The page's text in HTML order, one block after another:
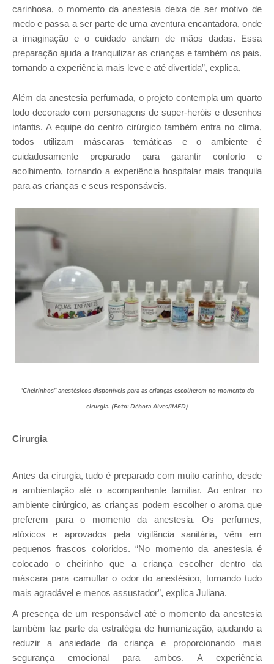
carinhosa, o momento da anestesia deixa de ser motivo de
medo e passa a ser parte de uma aventura encantadora, onde
a imaginação e o cuidado andam de mãos dadas. Essa
preparação ajuda a tranquilizar as crianças e também os pais,
tornando a experiência mais leve e até divertida”, explica.
Além da anestesia perfumada, o projeto contempla um quarto
todo decorado com personagens de super-heróis e desenhos
infantis. A equipe do centro cirúrgico também entra no clima,
todos utilizam máscaras temáticas e o ambiente é
cuidadosamente preparado para garantir conforto e
acolhimento, tornando a experiência hospitalar mais tranquila
para as crianças e seus responsáveis.
“Cheirinhos” anestésicos disponíveis para as crianças escolherem no momento da
cirurgia. (Foto: Débora Alves/IMED)
Cirurgia
Antes da cirurgia, tudo é preparado com muito carinho, desde
a ambientação até o acompanhante familiar. Ao entrar no
ambiente cirúrgico,as crianças podem escolher o aroma que
preferem para o momento da anestesia. Os perfumes,
atóxicos e aprovados pela vigilância sanitária, vêm em
pequenos frascos coloridos. “No momento da anestesia é
colocado o cheirinho que a criança escolher dentro da
máscara para camuflar o odor do anestésico, tornando tudo
mais agradável e menos assustador”, explica Juliana.
A presença de um responsável até o momento da anestesia
também faz parte da estratégia de humanização, ajudando a
reduzir a ansiedade da criança e proporcionando mais
segurança emocional para ambos. A experiência